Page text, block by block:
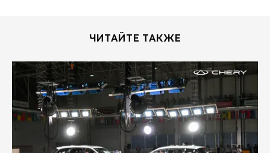
ЧИТАЙТЕ ТАКЖЕ